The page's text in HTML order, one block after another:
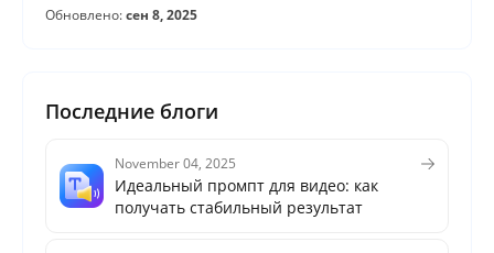
Обновлено:сен 8, 2025
Последние блоги
November 04, 2025
Идеальный промпт для видео: как
получать стабильный результат